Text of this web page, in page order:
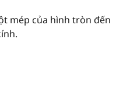
mép của hình tròn đến